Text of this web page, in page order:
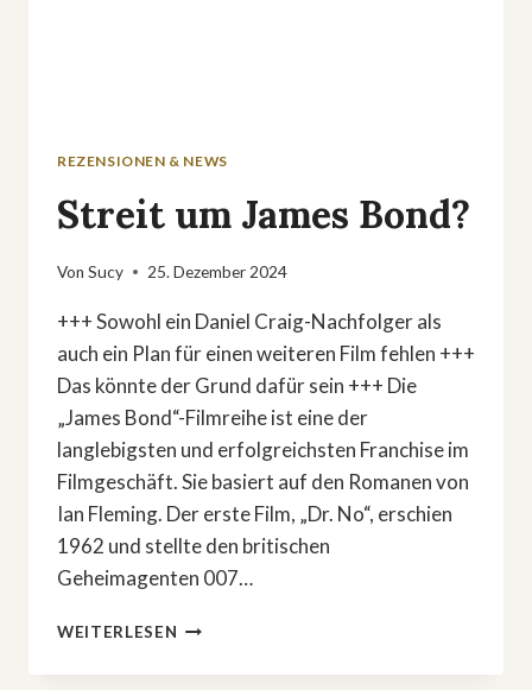
REZENSIONEN & NEWS
Streit um James Bond?
Von Sucy 25. Dezember 2024
+++ Sowohl ein Daniel Craig-Nachfolger als
auch ein Plan für einen weiteren Film fehlen +++
Das könnte der Grund dafür sein +++ Die
„James Bond“-Filmreihe ist eine der
langlebigsten und erfolgreichsten Franchise im
Filmgeschäft. Sie basiert auf den Romanen von
Ian Fleming. Der erste Film, „Dr. No“, erschien
1962 und stellte den britischen
Geheimagenten 007…
WEITERLESEN STREIT
JAMES